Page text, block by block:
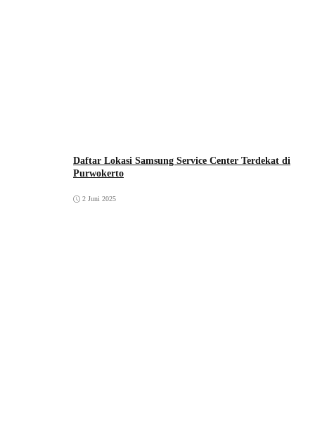
Daftar Lokasi Samsung Service Center Terdekat di
Purwokerto
2 Juni 2025